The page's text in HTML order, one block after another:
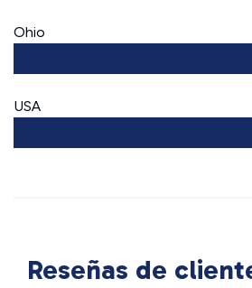
Ohio
USA
Reseñas de